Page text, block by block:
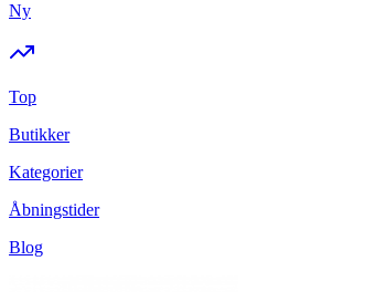
Ny
Top
Butikker
Kategorier
Åbningstider
Blog